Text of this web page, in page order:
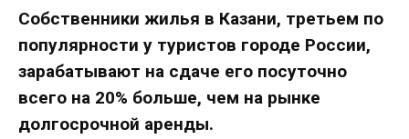
Собственники жилья в Казани, третьем по
популярности у туристов городе России,
зарабатывают на сдаче его посуточно
всего на 20% больше, чем на рынке
долгосрочной аренды.